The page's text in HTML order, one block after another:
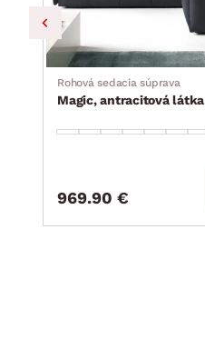
Rohová sedacia súprava
Magic, antracitová látka
969.90 €